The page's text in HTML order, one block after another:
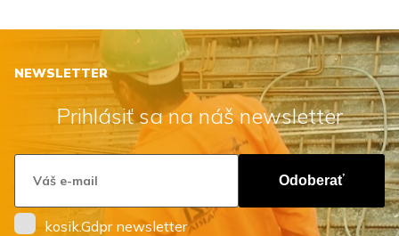
NEWSLETTER
Prihlásiť sa na náš newsletter
Odoberať
kosik.Gdpr newsletter